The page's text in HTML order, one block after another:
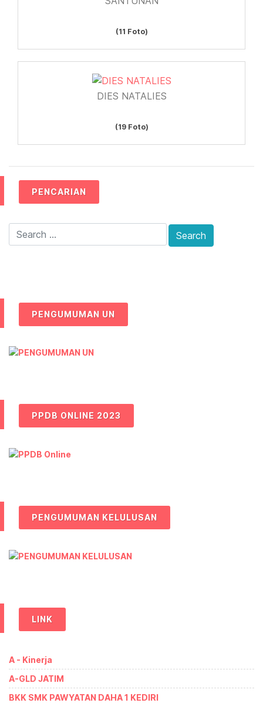
(11 Foto)
DIES NATALIES
(19 Foto)
PENCARIAN
PENGUMUMAN UN
PPDB ONLINE 2023
PENGUMUMAN KELULUSAN
LINK
A - Kinerja
A-GLD JATIM
BKK SMK PAWYATAN DAHA 1 KEDIRI